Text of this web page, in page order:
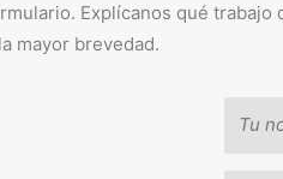
Explícanos qué
mayor brevedad.